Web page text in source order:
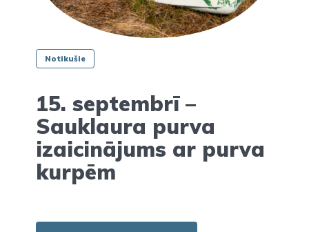
Notikušie
15. septembrī –
Sauklaura purva
izaicinājums ar purva
kurpēm